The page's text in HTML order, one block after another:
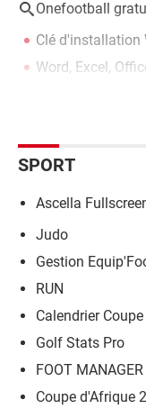
Onefootball
Clé d'installation
Word, Excel,
SPORT
Ascella
Judo
Gestion
RUN
Calendrier
Golf Stats Pro
FOOT MANAGER
Coupe d'Afrique